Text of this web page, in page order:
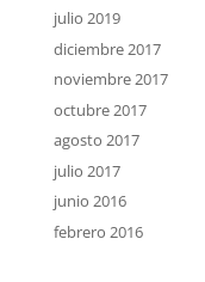
julio 2019
diciembre 2017
noviembre 2017
octubre 2017
agosto 2017
julio 2017
junio 2016
febrero 2016